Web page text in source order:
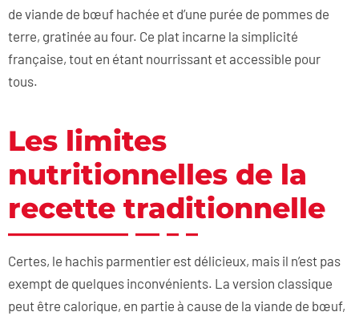
de viande de bœuf hachée et d’une purée de pommes de
terre, gratinée au four. Ce plat incarne la simplicité
française, tout en étant nourrissant et accessible pour
tous.
Les limites
nutritionnelles de la
recette traditionnelle
Certes, le hachis parmentier est délicieux, mais il n’est pas
exempt de quelques inconvénients. La version classique
peut être calorique, en partie à cause de la viande de bœuf,